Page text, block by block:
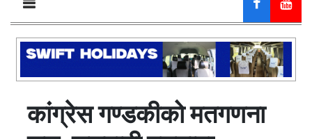
कांग्रेस गण्डकीको मतगणना